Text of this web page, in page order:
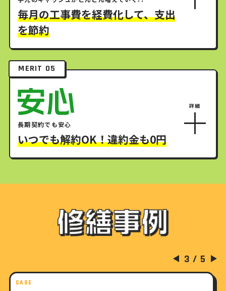
毎月の工事費を経費化して、支出
を節約
MERIT 05
長期契約でも安心
いつでも解約OK！違約金も0円
▼ 3 / 5
CASE